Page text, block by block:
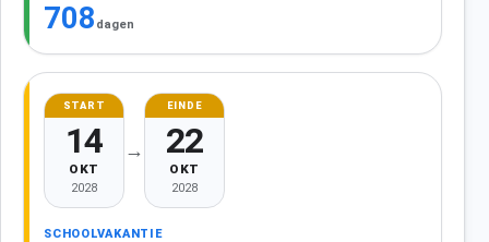
708 dagen
START
14
OKT
2028
→
EINDE
22
OKT
2028
SCHOOLVAKANTIE